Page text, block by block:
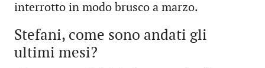
interrotto in modo brusco a marzo.
Stefani, come sono andati gli
ultimi mesi?